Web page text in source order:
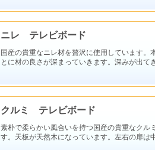
ニレ テレビボード
国産の貴重なニレ材を贅沢に使用しています
とに材の良さが深まっていきます。深みが出
クルミ テレビボード
素朴で柔らかい風合いを持つ国産の貴重なクル
す。天板が天然木になっています。左右の扉